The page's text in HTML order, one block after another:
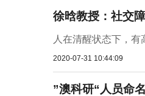
徐晗教授：社交
人在清醒状态下，
2020-07-31 10:44:09
”澳科研“人员命